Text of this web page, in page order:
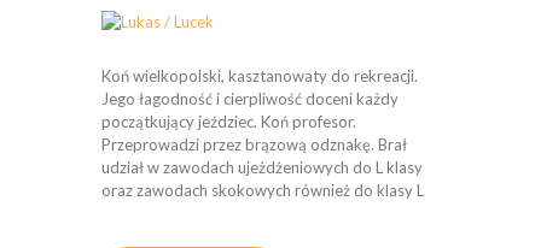
Koń wielkopolski, kasztanowaty do rekreacji.
Jego łagodność i cierpliwość doceni każdy
początkujący jeździec. Koń profesor.
Przeprowadzi przez brązową odznakę. Brał
udział w zawodach ujeżdżeniowych do L klasy
oraz zawodach skokowych również do klasy L